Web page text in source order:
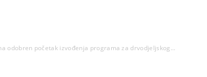
News
odobren početak izvođenja programa za drvodjeljskog...